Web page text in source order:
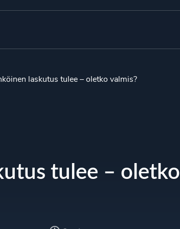
laskutus tulee – oletko valmis?
tulee – oletko